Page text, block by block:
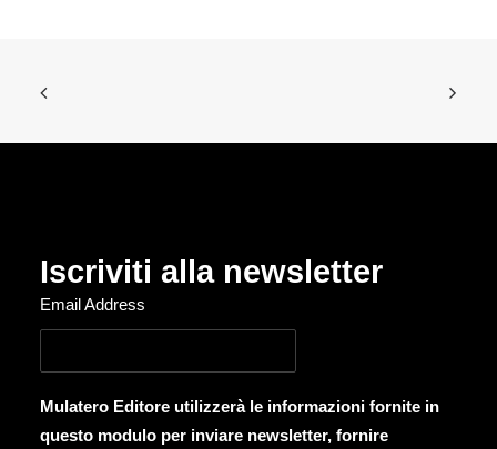
Iscriviti alla newsletter
Email Address
Mulatero Editore utilizzerà le informazioni fornite in
questo modulo per inviare newsletter, fornire